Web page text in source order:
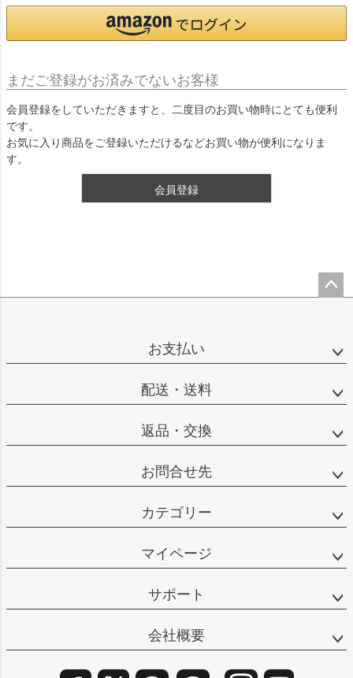
まだご登録がお済みでないお客様
会員登録をしていただきますと、二度目のお買い物時にとても便利
です。
お気に入り商品をご登録いただけるなどお買い物が便利になりま
す。
会員登録
お支払い
配送・送料
返品・交換
お問合せ先
カテゴリー
マイページ
サポート
会社概要